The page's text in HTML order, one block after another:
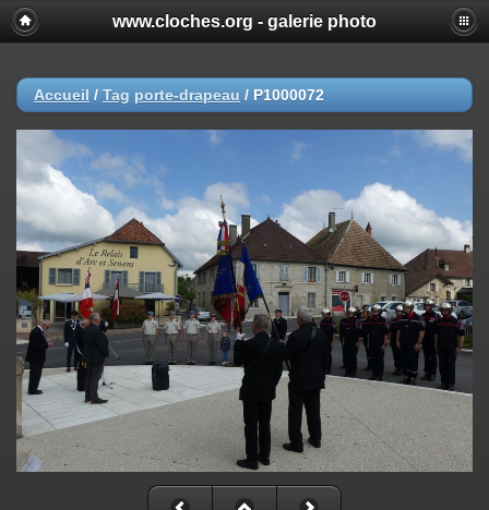
www.cloches.org - galerie photo
Accueil / Tag porte-drapeau / P1000072